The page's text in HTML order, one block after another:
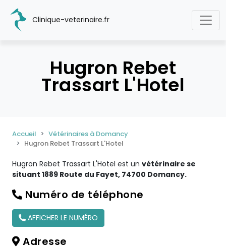
Clinique-veterinaire.fr
Hugron Rebet
Trassart L'Hotel
Accueil
Vétérinaires à Domancy
Hugron Rebet Trassart L'Hotel
Hugron Rebet Trassart L'Hotel est un vétérinaire se
situant 1889 Route du Fayet, 74700 Domancy.
Numéro de téléphone
AFFICHER LE NUMÉRO
Adresse